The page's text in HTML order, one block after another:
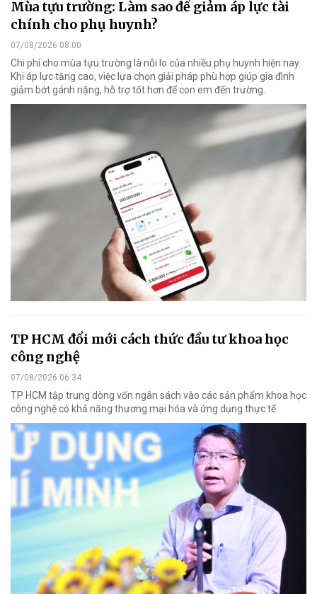
Mùa tựu trường: Làm sao để giảm áp lực tài
chính cho phụ huynh?
07/08/2026 08:00
Chi phí cho mùa tựu trường là nỗi lo của nhiều phụ huynh hiện nay.
Khi áp lực tăng cao, việc lựa chọn giải pháp phù hợp giúp gia đình
giảm bớt gánh nặng, hỗ trợ tốt hơn để con em đến trường.
TP HCM đổi mới cách thức đầu tư khoa học
công nghệ
07/08/2026 06:34
TP HCM tập trung dòng vốn ngân sách vào các sản phẩm khoa học
công nghệ có khả năng thương mại hóa và ứng dụng thực tế.